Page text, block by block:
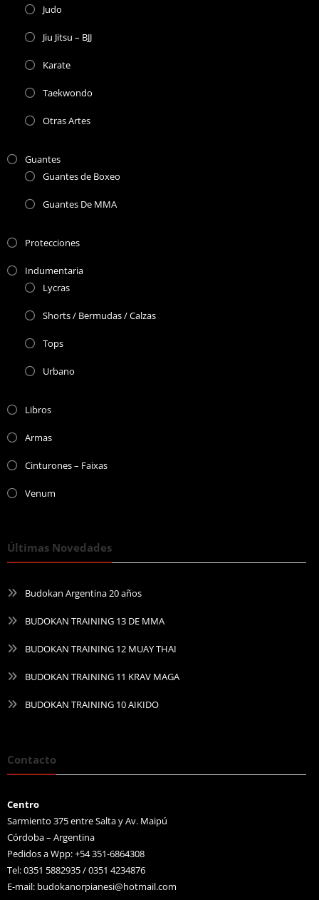
Judo
Jiu Jitsu – BJJ
Karate
Taekwondo
Otras Artes
Guantes
Guantes de Boxeo
Guantes De MMA
Protecciones
Indumentaria
Lycras
Shorts / Bermudas / Calzas
Tops
Urbano
Libros
Armas
Cinturones – Faixas
Venum
Últimas Novedades
Budokan Argentina 20 años
BUDOKAN TRAINING 13 DE MMA
BUDOKAN TRAINING 12 MUAY THAI
BUDOKAN TRAINING 11 KRAV MAGA
BUDOKAN TRAINING 10 AIKIDO
Contacto
Centro
Sarmiento 375 entre Salta y Av. Maipú
Córdoba – Argentina
Pedidos a Wpp: +54 351-6864308
Tel: 0351 5882935 / 0351 4234876
E-mail: budokanorpianesi@hotmail.com